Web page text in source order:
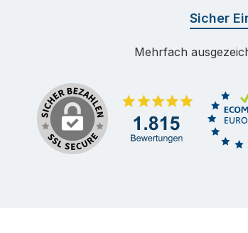
Sicher
Mehrfach